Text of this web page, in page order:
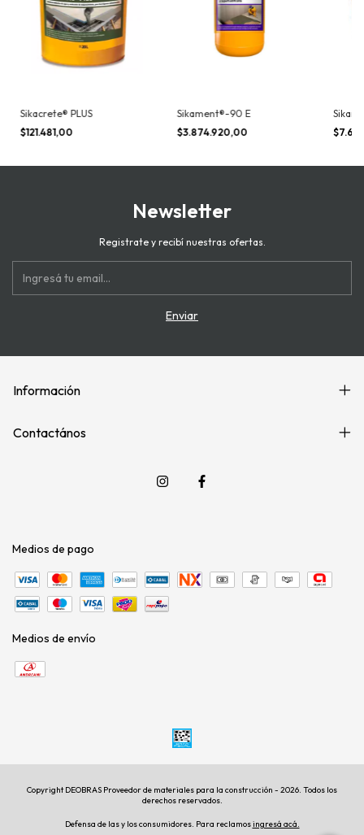
Sikacrete® PLUS
$121.481,00
Sikament®-90 E
$3.874.920,00
Newsletter
Registrate y recibí nuestras ofertas.
Información
Contactános
Medios de pago
Medios de envío
Copyright DEOBRAS Proveedor de materiales para la construcción - 2026. Todos los
derechos reservados.
Defensa de las y los consumidores. Para reclamosingresá acá.